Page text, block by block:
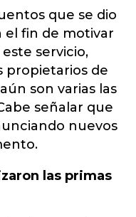
que se dio
el fin de motivar
servicio,
propietarios de
son varias las
señalar que
nuevos
las primas